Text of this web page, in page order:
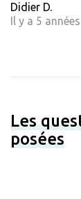
Didier D.
Il y a 5 années
Les
posées